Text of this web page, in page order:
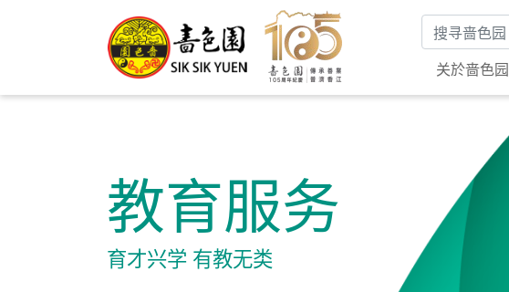
搜寻关键字
关於啬色园
教育服务
育才兴学 有教无类